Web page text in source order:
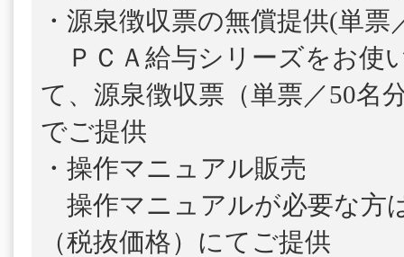
・源泉徴収票の無償提供(単票
ＰＣＡ給与シリーズをお使
て、源泉徴収票（単票／50名
でご提供
・操作マニュアル販売
操作マニュアルが必要な方
（税抜価格）にてご提供